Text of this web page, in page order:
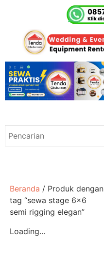
Beranda / Produk dengan
tag “sewa stage 6x6
semi rigging elegan”
Loading...